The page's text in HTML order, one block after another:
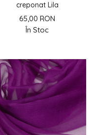
creponat Lila
65,00 RON
În Stoc